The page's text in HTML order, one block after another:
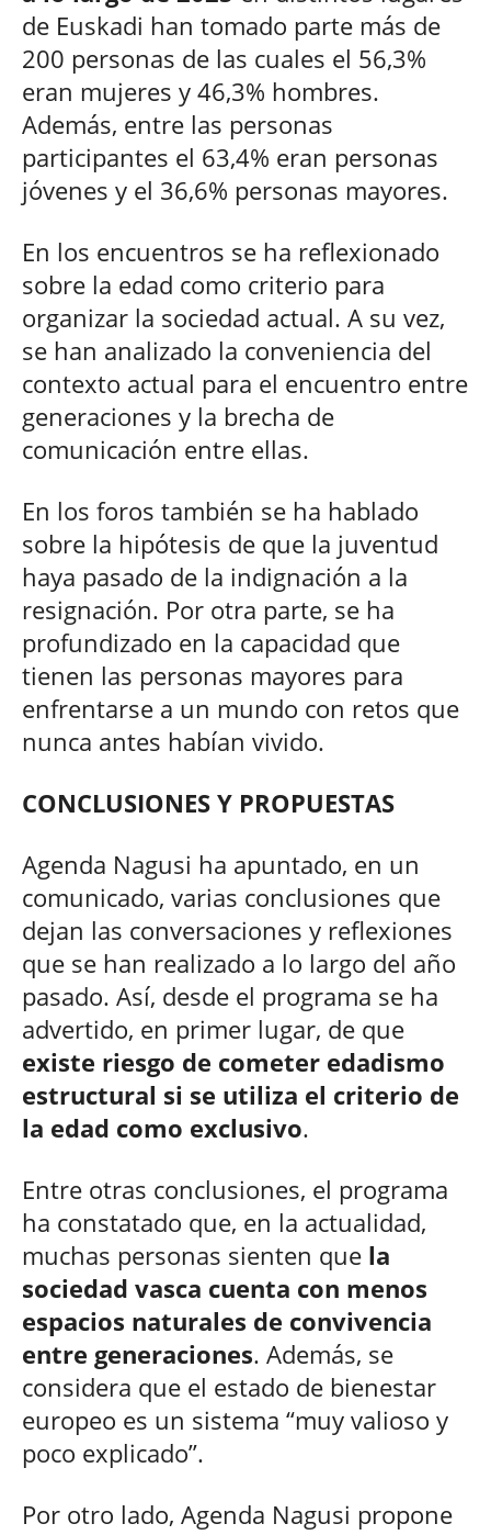
de Euskadi han tomado parte más de
200 personas de las cuales el 56,3%
eran mujeres y 46,3% hombres.
Además, entre las personas
participantes el 63,4% eran personas
jóvenes y el 36,6% personas mayores.
En los encuentros se ha reflexionado
sobre la edad como criterio para
organizar la sociedad actual. A su vez,
se han analizado la conveniencia del
contexto actual para el encuentro entre
generaciones y la brecha de
comunicación entre ellas.
En los foros también se ha hablado
sobre la hipótesis de que la juventud
haya pasado de la indignación a la
resignación. Por otra parte, se ha
profundizado en la capacidad que
tienen las personas mayores para
enfrentarse a un mundo con retos que
nunca antes habían vivido.
CONCLUSIONES Y PROPUESTAS
Agenda Nagusi ha apuntado, en un
comunicado, varias conclusiones que
dejan las conversaciones y reflexiones
que se han realizado a lo largo del año
pasado. Así, desde el programa se ha
advertido, en primer lugar, de que
existe riesgo de cometer edadismo
estructural si se utiliza el criterio de
la edad como exclusivo.
Entre otras conclusiones, el programa
ha constatado que, en la actualidad,
muchas personas sienten que la
sociedad vasca cuenta con menos
espacios naturales de convivencia
entre generaciones. Además, se
considera que el estado de bienestar
europeo es un sistema “muy valioso y
poco explicado”.
Por otro lado, Agenda Nagusi propone